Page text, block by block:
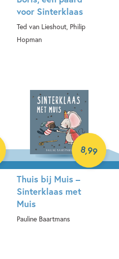
voor Sinterklaas
Ted van Lieshout, Philip
Hopman
Thuis bij Muis –
Sinterklaas met
Muis
Pauline Baartmans
8,99